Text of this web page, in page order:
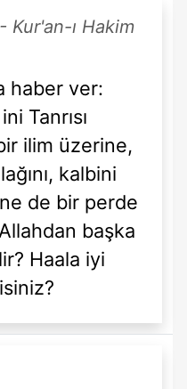
- Kur'an-ı Hakim
haber ver:
Tanrısı
ilim üzerine,
kalbini
de bir perde
başka
Haala iyi